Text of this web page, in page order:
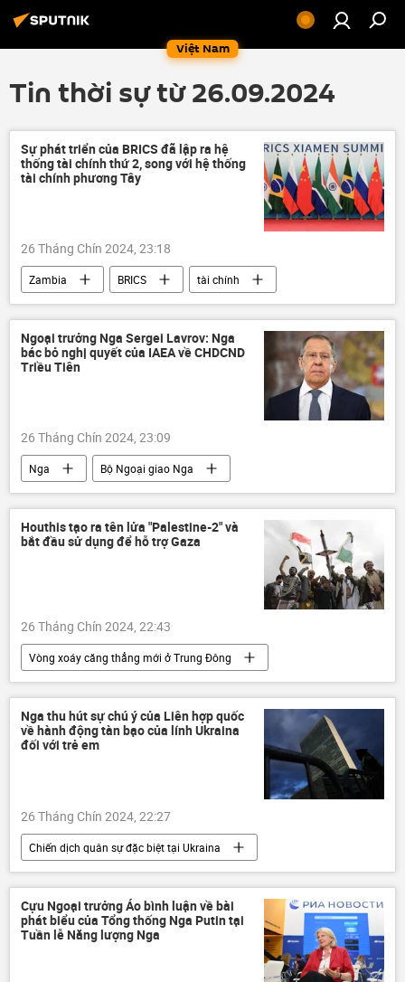
Việt Nam
Tin thời sự từ 26.09.2024
Sự phát triển của BRICS đã lập ra hệ
thống tài chính thứ 2, song với hệ thống
tài chính phương Tây
26 Tháng Chín 2024, 23:18
Zambia BRICS
tài chính
thông tin
Kinh tế
Thế giới
Liên Hợp Quốc
trừng phạt
Các biện pháp trừng phạt chống Nga
Ngoại trưởng Nga Sergei Lavrov: Nga
bác bỏ nghị quyết của IAEA về CHDCND
Triều Tiên
26 Tháng Chín 2024, 23:09
Nga
Bộ Ngoại giao Nga
Sergey Lavrov
IAEA
Bắc Triều Tiên
Thế giới
thông tin
hợp tác
phương Tây
quan hệ
Houthis tạo ra tên lửa "Palestine-2" và
bắt đầu sử dụng để hỗ trợ Gaza
26 Tháng Chín 2024, 22:43
Vòng xoáy căng thẳng mới ở Trung Đông
Yemen
Israel
Palestine
Gaza
tên lửa
Thế giới
Quân sự
thông tin
Nga thu hút sự chú ý của Liên hợp quốc
về hành động tàn bạo của lính Ukraina
đối với trẻ em
26 Tháng Chín 2024, 22:27
Chiến dịch quân sự đặc biệt tại Ukraina
Liên Hợp Quốc
Nga
Ukraina
Cuộc khủng hoảng ở Ukraina
xung đột quân sự
Thế giới
Cựu Ngoại trưởng Áo bình luận về bài
phát biểu của Tổng thống Nga Putin tại
Tuần lễ Năng lượng Nga